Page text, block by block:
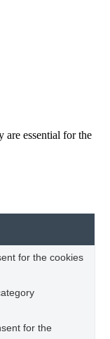
are essential for the
for the cookies
for the